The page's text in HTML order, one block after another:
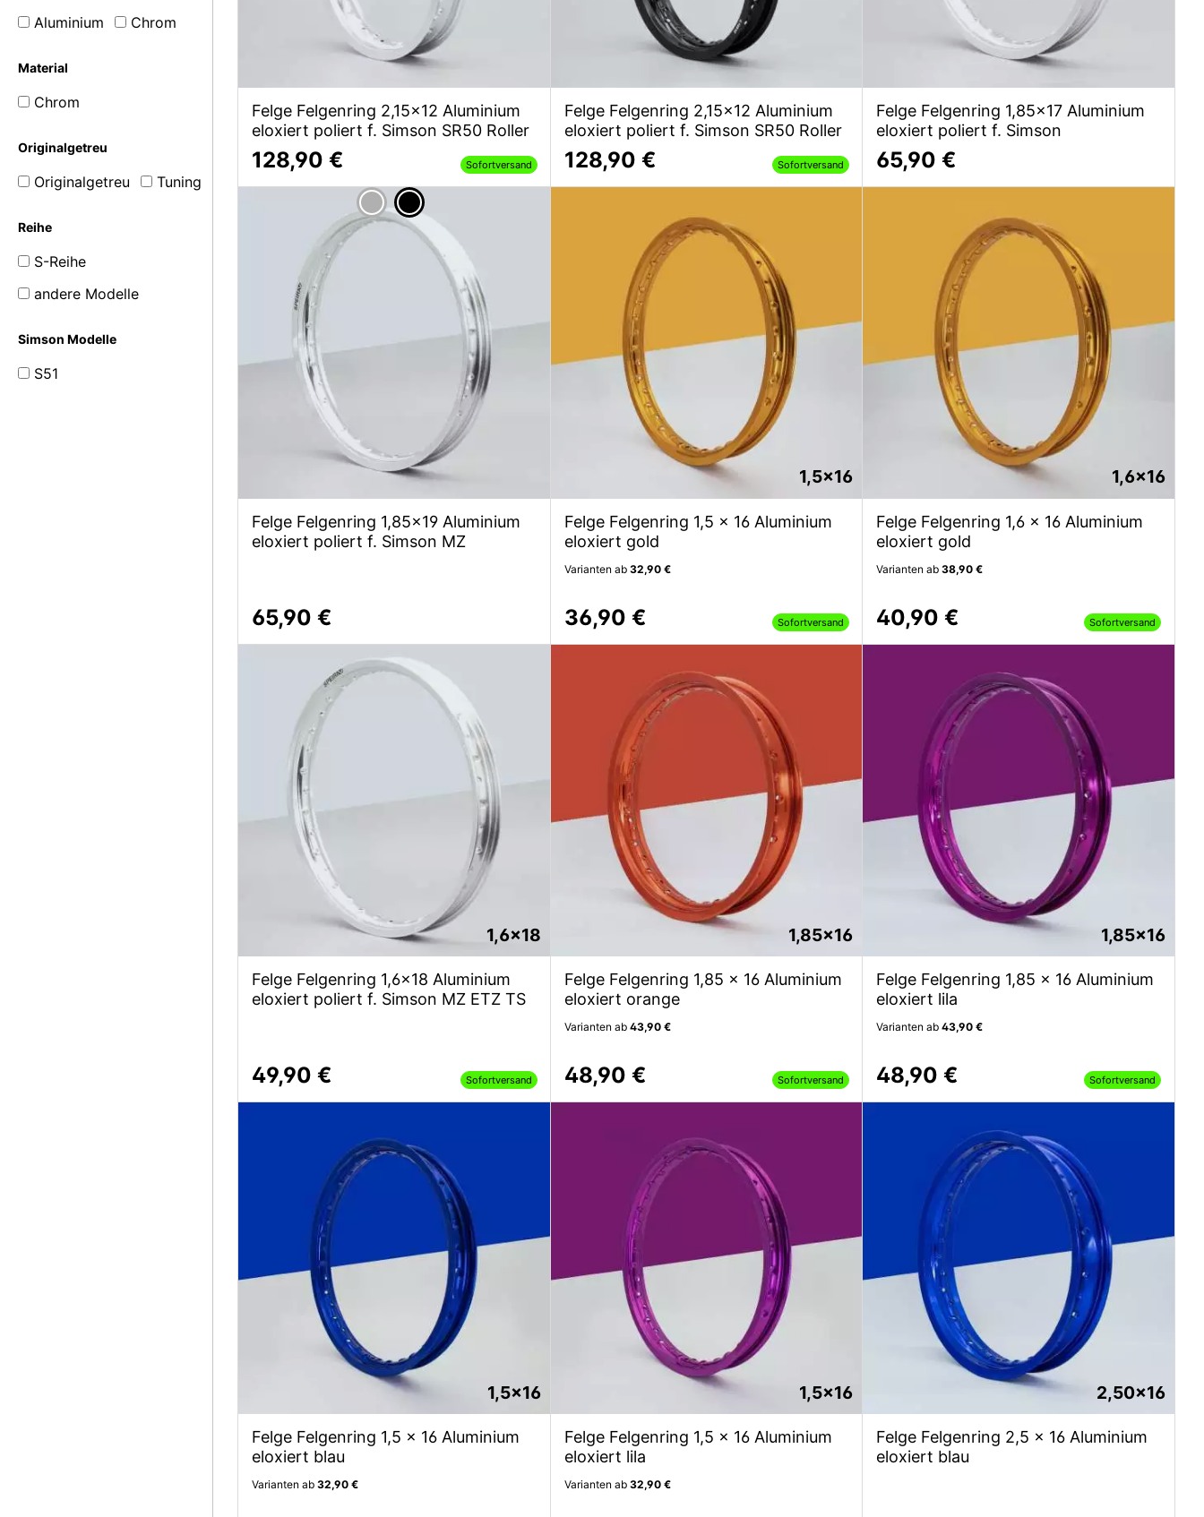
Aluminium Chrom
Material
Chrom
Originalgetreu
Originalgetreu Tuning
Reihe
S-Reihe
andere Modelle
Simson Modelle
S51
Felge Felgenring 2,15x12 Aluminium
eloxiert poliert f. Simson SR50 Roller
128,90 € Sofortversand
Felge Felgenring 2,15x12 Aluminium
eloxiert poliert f. Simson SR50 Roller
128,90 € Sofortversand
Felge Felgenring 1,85x17 Aluminium
eloxiert poliert f. Simson
65,90 €
Felge Felgenring 1,85x19 Aluminium
eloxiert poliert f. Simson MZ
65,90 €
1,5x16
Felge Felgenring 1,5 x 16 Aluminium
eloxiert gold
Varianten ab32,90 €
36,90 € Sofortversand
1,6x16
Felge Felgenring 1,6 x 16 Aluminium
eloxiert gold
Varianten ab38,90 €
40,90 € Sofortversand
1,6x18
Felge Felgenring 1,6x18 Aluminium
eloxiert poliert f. Simson MZ ETZ TS
49,90 € Sofortversand
1,85x16
Felge Felgenring 1,85 x 16 Aluminium
eloxiert orange
Varianten ab43,90 €
48,90 € Sofortversand
1,85x16
Felge Felgenring 1,85 x 16 Aluminium
eloxiert lila
Varianten ab43,90 €
48,90 € Sofortversand
1,5x16
Felge Felgenring 1,5 x 16 Aluminium
eloxiert blau
Varianten ab 32,90 €
1,5x16
Felge Felgenring 1,5 x 16 Aluminium
eloxiert lila
Varianten ab32,90 €
2,50x16
Felge Felgenring 2,5 x 16 Aluminium
eloxiert blau